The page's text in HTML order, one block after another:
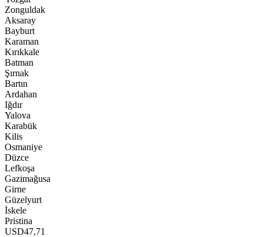
Zonguldak
Aksaray
Bayburt
Karaman
Kırıkkale
Batman
Şırnak
Bartın
Ardahan
Iğdır
Yalova
Karabük
Kilis
Osmaniye
Düzce
Lefkoşa
Gazimağusa
Girne
Güzelyurt
İskele
Pristina
USD47,71